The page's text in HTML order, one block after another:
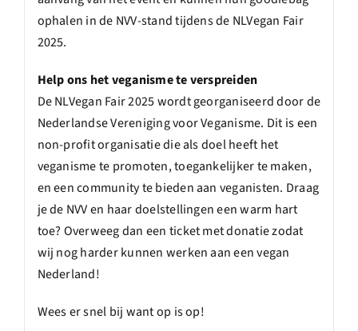
ophalen in de NVV-stand tijdens de NLVegan Fair
2025.
Help ons het veganisme te verspreiden
De NLVegan Fair 2025 wordt georganiseerd door de
Nederlandse Vereniging voor Veganisme. Dit is een
non-profit organisatie die als doel heeft het
veganisme te promoten, toegankelijker te maken,
en een community te bieden aan veganisten. Draag
je de NVV en haar doelstellingen een warm hart
toe? Overweeg dan een ticket met donatie zodat
wij nog harder kunnen werken aan een vegan
Nederland!
Wees er snel bij want op is op!